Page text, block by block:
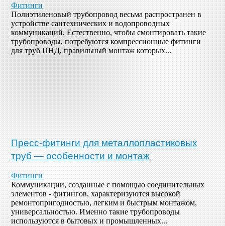
Фитинги
Полиэтиленовый трубопровод весьма распространен в
устройстве сантехнических и водопроводных
коммуникаций. Естественно, чтобы смонтировать такие
трубопроводы, потребуются компрессионные фитинги
для труб ПНД, правильный монтаж которых...
Пресс-фитинги для металлопластиковых
труб — особенности и монтаж
Фитинги
Коммуникации, созданные с помощью соединительных
элементов - фитингов, характеризуются высокой
ремонтопригодностью, легким и быстрым монтажом,
универсальностью. Именно такие трубопроводы
используются в бытовых и промышленных...